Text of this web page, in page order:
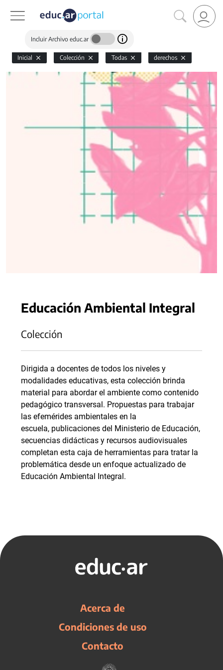
Incluir Archivo educ.ar
Inicial Colección Todas derechos
Educación Ambiental Integral
Colección
Dirigida a docentes de todos los niveles y
modalidades educativas, esta colección brinda
material para abordar el ambiente como contenido
pedagógico transversal. Propuestas para trabajar
las efemérides ambientales en la
escuela, publicaciones del Ministerio de Educación,
secuencias didácticas y recursos audiovisuales
completan esta caja de herramientas para tratar la
problemática desde un enfoque actualizado de
Educación Ambiental Integral.
Acerca de
Condiciones de uso
Contacto